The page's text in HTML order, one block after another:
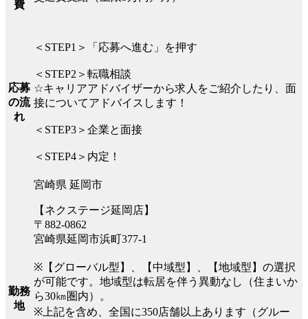
費
応募
の流
れ
＜STEP1＞「応募へ進む」を押す
＜STEP2＞転職相談
☆キャリアアドバイザーから求人をご紹介したり、面
接についてアドバイスします！
＜STEP3＞企業と面接
＜STEP4＞内定！
勤務
地
宮崎県 延岡市
【ネクステージ延岡店】
〒882-0862
宮崎県延岡市浜町377-1
※【グローバル型】、【中域型】、【地域型】の選択
が可能です。地域型は転居を伴う異動なし（住まいか
ら30㎞圏内）。
※上記を含め、全国に350店舗以上あります（グルー